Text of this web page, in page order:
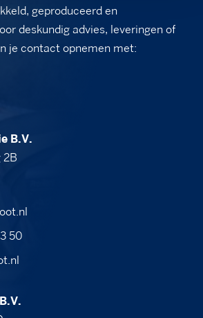
geproduceerd en
deskundig advies, leveringen of
je contact opnemen met:
B.V.
2B
50